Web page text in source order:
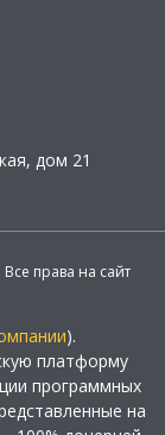
дом 21
права на сайт
).
платформу
программных
на